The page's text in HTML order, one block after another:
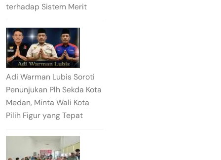
terhadap Sistem Merit
Adi Warman Lubis Soroti
Penunjukan Plh Sekda Kota
Medan, Minta Wali Kota
Pilih Figur yang Tepat